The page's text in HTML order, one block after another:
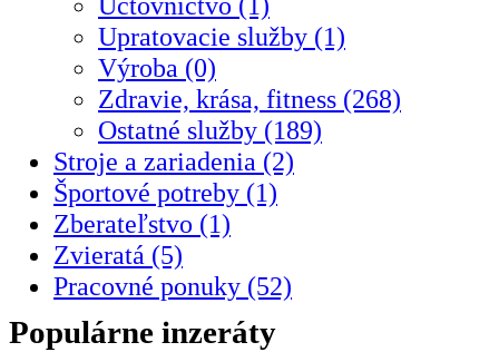
Upratovacie služby (1)
Výroba (0)
Zdravie, krása, fitness (268)
Ostatné služby (189)
Stroje a zariadenia (2)
Športové potreby (1)
Zberateľstvo (1)
Zvieratá (5)
Pracovné ponuky (52)
Populárne inzeráty